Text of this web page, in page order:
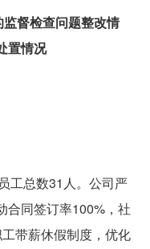
督检查问题整改情
置情况
工总数31 人。公司严
合同签订率100% ， 社
带薪休假制度，优化